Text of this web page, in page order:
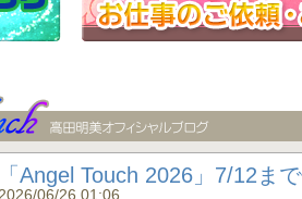
「Angel Touch 2026」7/12ま
2026/06/26 01:06